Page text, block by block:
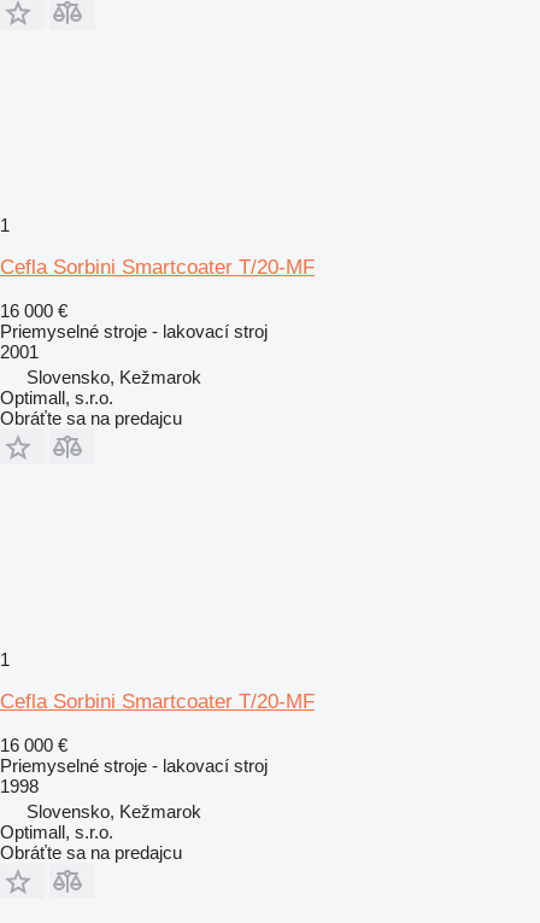
1
Cefla Sorbini Smartcoater T/20-MF
16 000 €
Priemyselné stroje - lakovací stroj
2001
Slovensko, Kežmarok
Optimall, s.r.o.
Obráťte sa na predajcu
1
Cefla Sorbini Smartcoater T/20-MF
16 000 €
Priemyselné stroje - lakovací stroj
1998
Slovensko, Kežmarok
Optimall, s.r.o.
Obráťte sa na predajcu